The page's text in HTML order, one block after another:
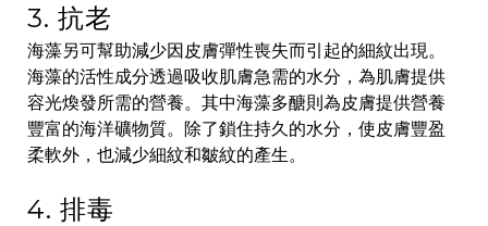
3. 抗老
海藻另可幫助減少因皮膚彈性喪失而引起的細紋出現。
海藻的活性成分透過吸收肌膚急需的水分，為肌膚提供
容光煥發所需的營養。其中海藻多醣則為皮膚提供營養
豐富的海洋礦物質。除了鎖住持久的水分，使皮膚豐盈
柔軟外，也減少細紋和皺紋的產生。
4. 排毒